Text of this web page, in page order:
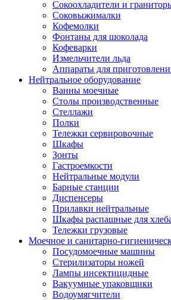
Сокоохладители и
Соковыжималки
Кофемолки
Фонтаны для шоколада
Кофеварки
Измельчители льда
Аппараты для
Нейтральное оборудование
Ванны моечные
Столы производственные
Стеллажи
Полки
Тележки сервировочные
Шкафы
Зонты
Гастроемкости
Нейтральные модули
Барные станции
Диспенсеры
Прилавки нейтральные
Шкафы распашные для
Тележки грузовые
Моечное и санитарно-
Посудомоечные машины
Стерилизаторы ножей
Лампы инсектицидные
Вакуумные упаковщики
Водоумягчители